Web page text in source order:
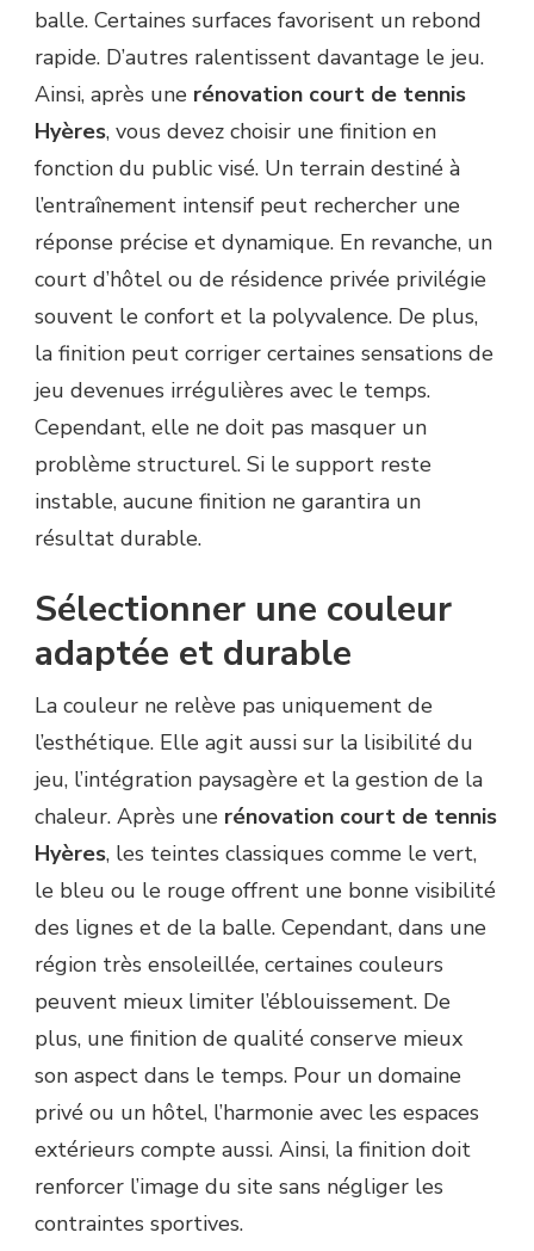
balle. Certaines surfaces favorisent un rebond
rapide. D’autres ralentissent davantage le jeu.
Ainsi, après une rénovation court de tennis
Hyères, vous devez choisir une finition en
fonction du public visé. Un terrain destiné à
l’entraînement intensif peut rechercher une
réponse précise et dynamique. En revanche, un
court d’hôtel ou de résidence privée privilégie
souvent le confort et la polyvalence. De plus,
la finition peut corriger certaines sensations de
jeu devenues irrégulières avec le temps.
Cependant, elle ne doit pas masquer un
problème structurel. Si le support reste
instable, aucune finition ne garantira un
résultat durable.
Sélectionner une couleur
adaptée et durable
La couleur ne relève pas uniquement de
l’esthétique. Elle agit aussi sur la lisibilité du
jeu, l’intégration paysagère et la gestion de la
chaleur. Après une rénovation court de tennis
Hyères, les teintes classiques comme le vert,
le bleu ou le rouge offrent une bonne visibilité
des lignes et de la balle. Cependant, dans une
région très ensoleillée, certaines couleurs
peuvent mieux limiter l’éblouissement. De
plus, une finition de qualité conserve mieux
son aspect dans le temps. Pour un domaine
privé ou un hôtel, l’harmonie avec les espaces
extérieurs compte aussi. Ainsi, la finition doit
renforcer l’image du site sans négliger les
contraintes sportives.